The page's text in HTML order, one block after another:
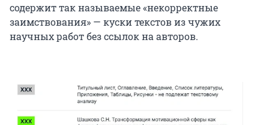
содержит так называемые «некорректные
заимствования» — куски текстов из чужих
научных работ без ссылок на авторов.